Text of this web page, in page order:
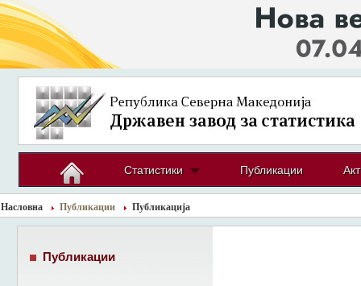
Статистики Публикации
Насловна Публикации Публикација
Публикации